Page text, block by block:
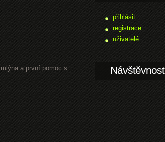
a první pomoc s
přihlásit
registrace
uživatelé
Návštěvnost